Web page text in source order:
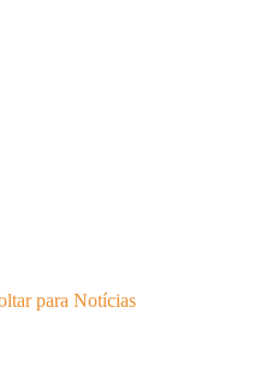
para Notícias